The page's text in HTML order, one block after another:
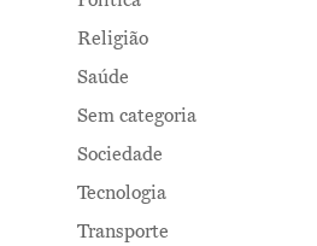
Religião
Saúde
Sem categoria
Sociedade
Tecnologia
Transporte